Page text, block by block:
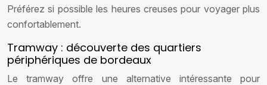
Préférez si possible les heures creuses pour voyager plus
confortablement.
Tramway : découverte des quartiers
périphériques de bordeaux
Le tramway offre une alternative intéressante pour